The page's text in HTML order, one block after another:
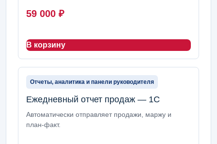
59 000 ₽
В корзину
Отчеты, аналитика и панели руководителя
Ежедневный отчет продаж — 1С
Автоматически отправляет продажи, маржу и
план-факт.